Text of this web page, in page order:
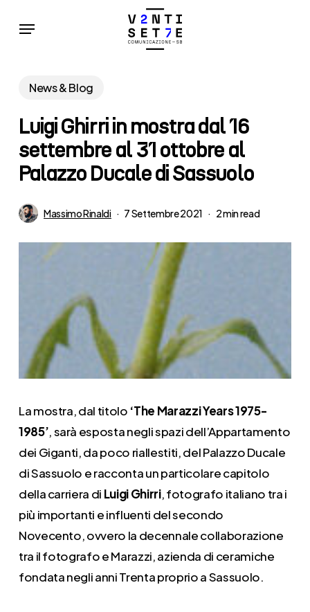
Menu
News & Blog
Luigi Ghirri in mostra dal 16
settembre al 31 ottobre al
Palazzo Ducale di Sassuolo
Massimo Rinaldi 7 Settembre 2021 2 min read
La mostra, dal titolo ‘The Marazzi Years 1975-
1985’, sarà esposta negli spazi dell’Appartamento
dei Giganti, da poco riallestiti, del Palazzo Ducale
di Sassuolo e racconta un particolare capitolo
della carriera di Luigi Ghirri, fotografo italiano tra i
più importanti e influenti del secondo
Novecento, ovvero la decennale collaborazione
tra il fotografo e Marazzi, azienda di ceramiche
fondata negli anni Trenta proprio a Sassuolo.